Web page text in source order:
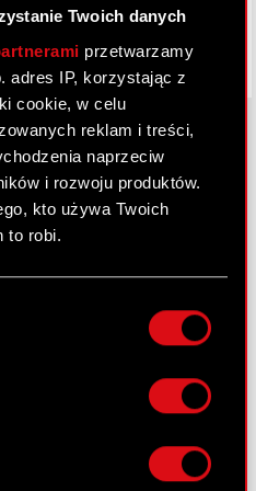
Twoich danych
przetwarzamy
adres IP, korzystając z
cookie, w celu
reklam i treści,
naprzeciw
i rozwoju produktów.
kto używa Twoich
to robi.
Twojej
z dokładnością nawet
urządzenie, aktywnie
je zbiory